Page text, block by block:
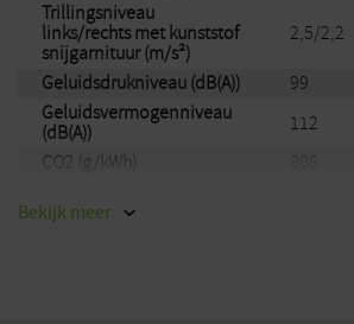
Trillingsniveau
links/rechts met kunststof
snijgarnituur (m/s²)
2,5/2,2
Geluidsdrukniveau (dB(A))
99
Geluidsvermogenniveau
(dB(A))
112
CO2 (g/kWh)
808
Uitvoering
Bekijk meer